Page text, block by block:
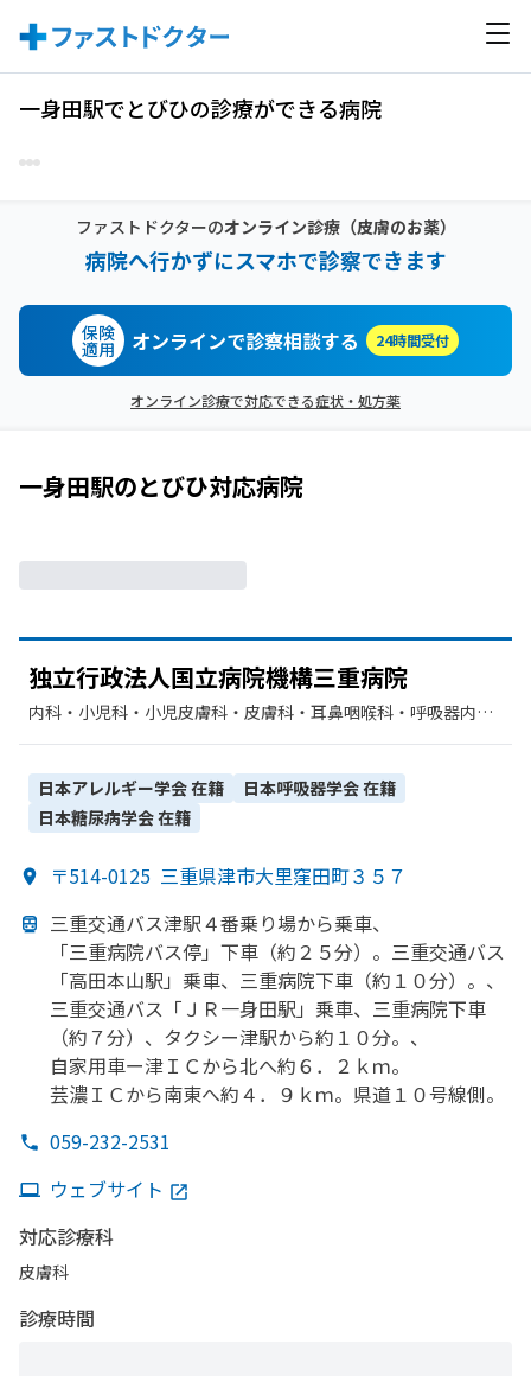
一身田駅でとびひの診療ができる病院
ファストドクターのオンライン診療（皮膚のお薬）
病院へ行かずにスマホで診察できます
保険
適用 オンラインで診察相談する 24時間受付
オンライン診療で対応できる症状・処方薬
一身田駅のとびひ対応病院
独立行政法人国立病院機構三重病院
内科・​小児科・​小児皮膚科・​皮膚科・​耳鼻咽喉科・​呼吸器内
放射線科・​歯科・​歯科口腔外科・​呼吸器科・​麻酔科
日本アレルギー学会在籍 日本呼吸器学会在籍
日本糖尿病学会在籍
〒514-0125 三重県津市大里窪田町３５７
三重交通バス津駅４番乗り場から乗車、
「三重病院バス停」下車 （約２５分）。 三重交通バス
「高田本山駅」 乗車、 三重病院下車 （約１０分）。、
三重交通バス「ＪＲ一身田駅」 乗車、 三重病院下車
（約７分）、 タクシー津駅から約１０分。、
自家用車ー津ＩＣから北へ約６．
２ｋｍ。
芸濃ＩＣから南東へ約４． ９ｋｍ。 県道１０号線側。
059-232-2531
ウェブサイト
対応診療科
皮膚科
診療時間